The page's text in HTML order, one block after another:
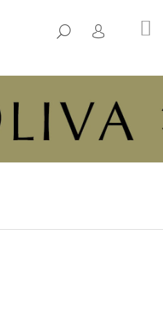
HLEDAT